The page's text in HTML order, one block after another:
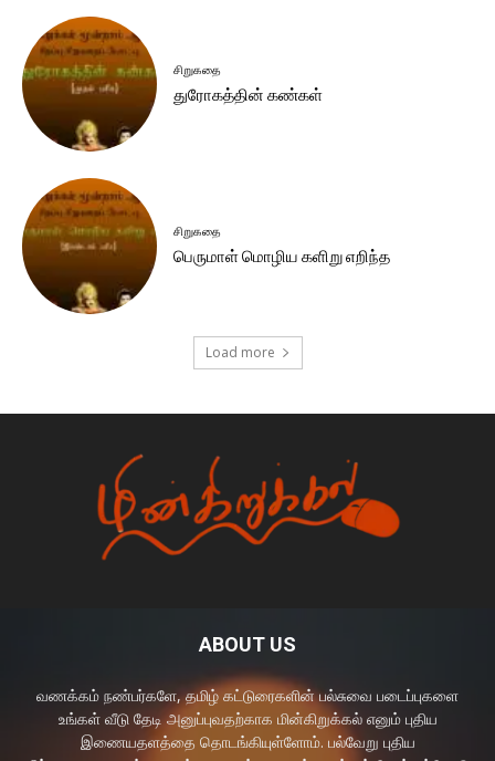
சிறுகதை
துரோகத்தின் கண்கள்
சிறுகதை
பெருமாள் மொழிய களிறு எறிந்த
Load more
ABOUT US
வணக்கம் நண்பர்களே, தமிழ் கட்டுரைகளின் பல்சுவை படைப்புகளை
உங்கள் வீடு தேடி அனுப்புவதற்காக மின்கிறுக்கல் எனும் புதிய
இணையதளத்தை தொடங்கியுள்ளோம். பல்வேறு புதிய